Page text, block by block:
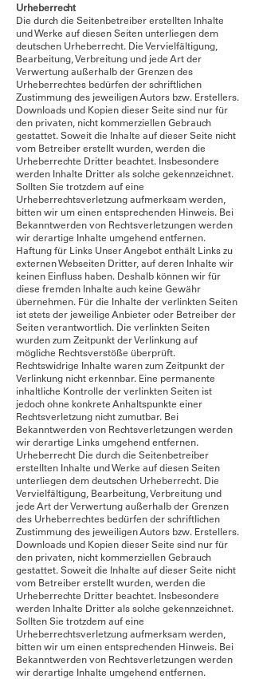
Urheberrecht
Die durch die Seitenbetreiber erstellten Inhalte
und Werke auf diesen Seiten unterliegen dem
deutschen Urheberrecht. Die Vervielfältigung,
Bearbeitung, Verbreitung und jede Art der
Verwertung außerhalb der Grenzen des
Urheberrechtes bedürfen der schriftlichen
Zustimmung des jeweiligen Autors bzw. Erstellers.
Downloads und Kopien dieser Seite sind nur für
den privaten, nicht kommerziellen Gebrauch
gestattet. Soweit die Inhalte auf dieser Seite nicht
vom Betreiber erstellt wurden, werden die
Urheberrechte Dritter beachtet. Insbesondere
werden Inhalte Dritter als solche gekennzeichnet.
Sollten Sie trotzdem auf eine
Urheberrechtsverletzung aufmerksam werden,
bitten wir um einen entsprechenden Hinweis. Bei
Bekanntwerden von Rechtsverletzungen werden
wir derartige Inhalte umgehend entfernen.
Haftung für Links Unser Angebot enthält Links zu
externen Webseiten Dritter, auf deren Inhalte wir
keinen Einfluss haben. Deshalb können wir für
diese fremden Inhalte auch keine Gewähr
übernehmen. Für die Inhalte der verlinkten Seiten
ist stets der jeweilige Anbieter oder Betreiber der
Seiten verantwortlich. Die verlinkten Seiten
wurden zum Zeitpunkt der Verlinkung auf
mögliche Rechtsverstöße überprüft.
Rechtswidrige Inhalte waren zum Zeitpunkt der
Verlinkung nicht erkennbar. Eine permanente
inhaltliche Kontrolle der verlinkten Seiten ist
jedoch ohne konkrete Anhaltspunkte einer
Rechtsverletzung nicht zumutbar. Bei
Bekanntwerden von Rechtsverletzungen werden
wir derartige Links umgehend entfernen.
Urheberrecht Die durch die Seitenbetreiber
erstellten Inhalte und Werke auf diesen Seiten
unterliegen dem deutschen Urheberrecht. Die
Vervielfältigung, Bearbeitung, Verbreitung und
jede Art der Verwertung außerhalb der Grenzen
des Urheberrechtes bedürfen der schriftlichen
Zustimmung des jeweiligen Autors bzw. Erstellers.
Downloads und Kopien dieser Seite sind nur für
den privaten, nicht kommerziellen Gebrauch
gestattet. Soweit die Inhalte auf dieser Seite nicht
vom Betreiber erstellt wurden, werden die
Urheberrechte Dritter beachtet. Insbesondere
werden Inhalte Dritter als solche gekennzeichnet.
Sollten Sie trotzdem auf eine
Urheberrechtsverletzung aufmerksam werden,
bitten wir um einen entsprechenden Hinweis. Bei
Bekanntwerden von Rechtsverletzungen werden
wir derartige Inhalte umgehend entfernen.